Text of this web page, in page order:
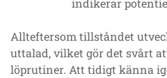
indikerar
Allteftersom tillståndet
uttalad, vilket gör det svårt
löprutiner. Att tidigt känna